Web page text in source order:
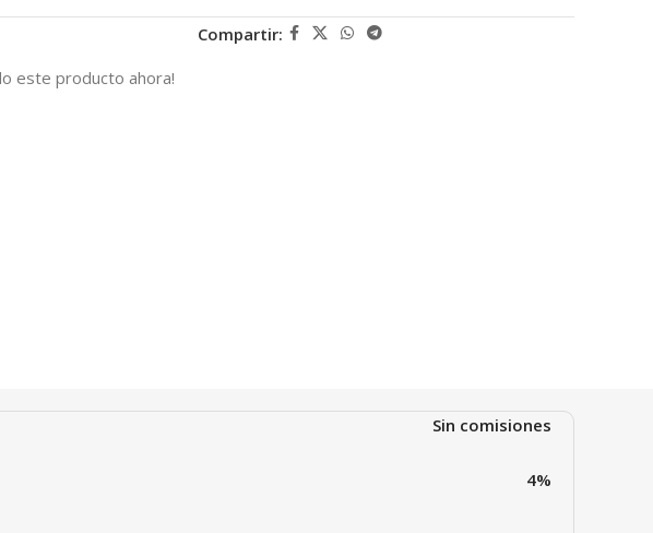
Compartir:
este producto ahora!
Sin comisiones
4%